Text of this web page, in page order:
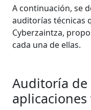
A continuación, se
auditorías técnicas
Cyberzaintza,
cada una de ellas.
Auditoría
aplicaciones